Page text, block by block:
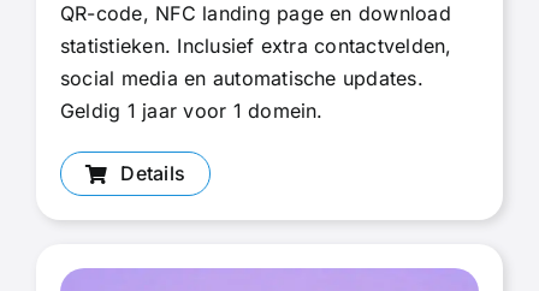
QR-code, NFC landing page en download
statistieken. Inclusief extra contactvelden,
social media en automatische updates.
Geldig 1 jaar voor 1 domein.
Details